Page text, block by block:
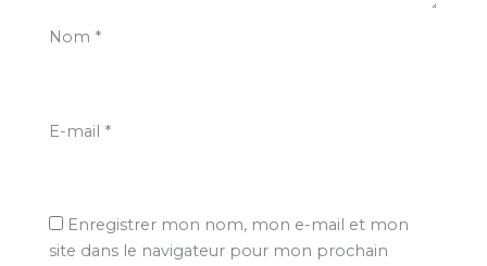
Nom *
E-mail *
Enregistrer mon nom, mon e-mail et mon
site dans le navigateur pour mon prochain